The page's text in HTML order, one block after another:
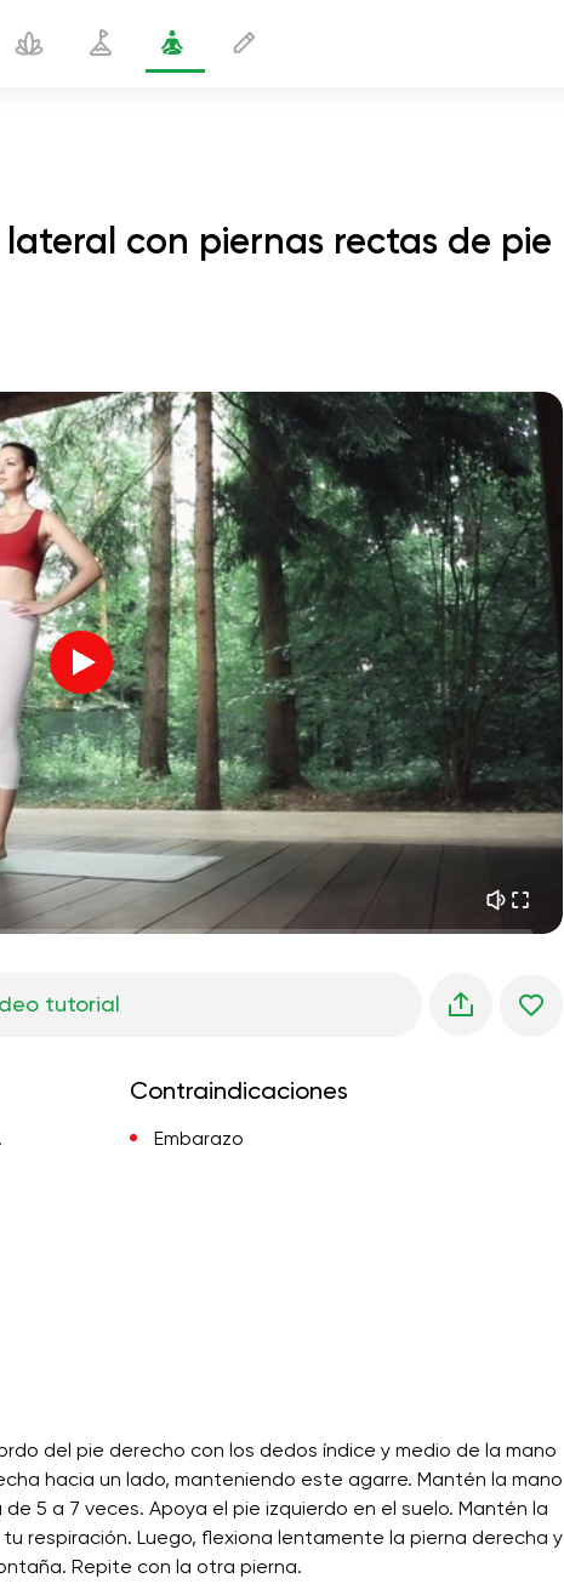
con piernas rectas de pie
Voz del instructor
vuelo del alma 01:44
paz interior 01:27
sueños matutinos 01:34
frescura del bosque 05:00
lluvia de verano 02:00
silencio de montaña 02:00
brisa marina 02:00
la voz del viento 02:00
bosque de primavera
tutorial
Contraindicaciones
Embarazo
del pie derecho con los dedos índice y medio de la mano
hacia un lado, manteniendo este agarre. Mantén la mano
5 a 7 veces. Apoya el pie izquierdo en el suelo. Mantén la
respiración. Luego, flexiona lentamente la pierna derecha y
Repite con la otra pierna.